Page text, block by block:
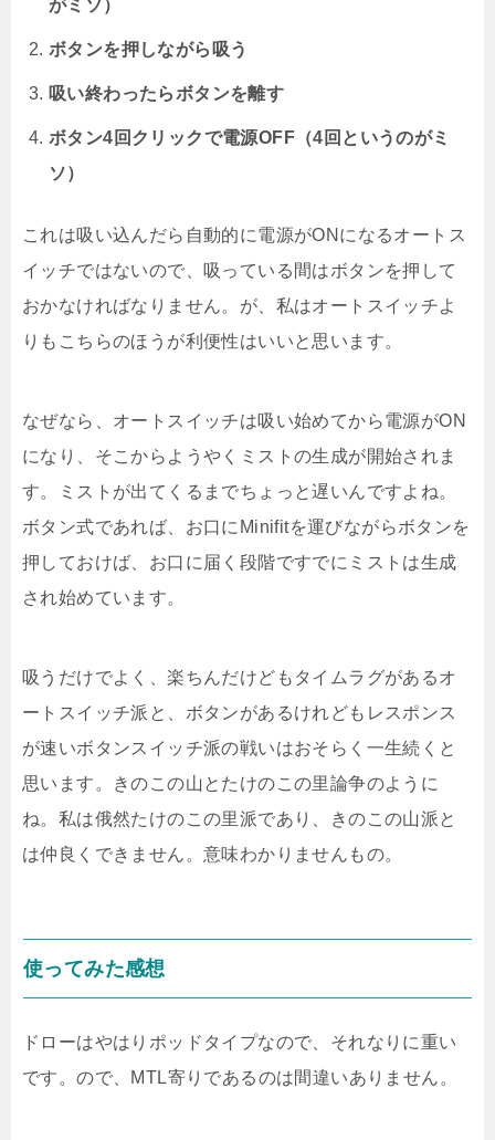
がミソ）
ボタンを押しながら吸う
吸い終わったらボタンを離す
ボタン4回クリックで電源OFF（4回というのがミ
ソ）
これは吸い込んだら自動的に電源がONになるオートス
イッチではないので、吸っている間はボタンを押して
おかなければなりません。が、私はオートスイッチよ
りもこちらのほうが利便性はいいと思います。
なぜなら、オートスイッチは吸い始めてから電源がON
になり、そこからようやくミストの生成が開始されま
す。ミストが出てくるまでちょっと遅いんですよね。
ボタン式であれば、お口にMinifitを運びながらボタンを
押しておけば、お口に届く段階ですでにミストは生成
され始めています。
吸うだけでよく、楽ちんだけどもタイムラグがあるオ
ートスイッチ派と、ボタンがあるけれどもレスポンス
が速いボタンスイッチ派の戦いはおそらく一生続くと
思います。きのこの山とたけのこの里論争のように
ね。私は俄然たけのこの里派であり、きのこの山派と
は仲良くできません。意味わかりませんもの。
使ってみた感想
ドローはやはりポッドタイプなので、それなりに重い
です。ので、MTL寄りであるのは間違いありません。